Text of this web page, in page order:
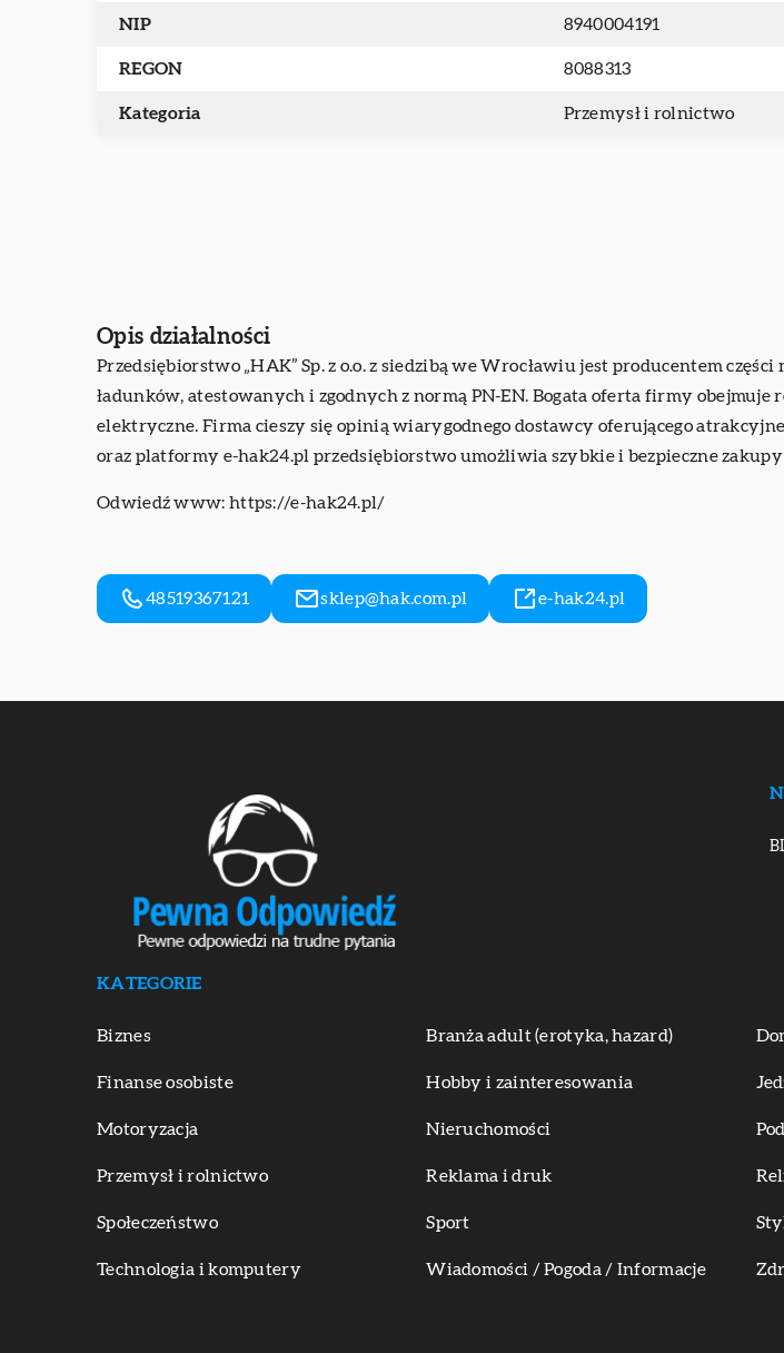
NIP 8940004191
REGON 8088313
Kategoria Przemysł i rolnictwo
Opis działalności
Przedsiębiorstwo „HAK” Sp. z o.o. z siedzibą we Wrocławiu jest producentem
ładunków, atestowanych i zgodnych z normą PN-EN. Bogata oferta firmy
elektryczne. Firma cieszy się opinią wiarygodnego dostawcy oferującego
oraz platformy e-hak24.pl przedsiębiorstwo umożliwia szybkie i bezpieczne
Odwiedź www: https://e-hak24.pl/
48519367121 sklep@hak.com.pl e-hak24.pl
KATEGORIE
Biznes Branża adult (erotyka, hazard)
Finanse osobiste Hobby i zainteresowania
Motoryzacja Nieruchomości
Przemysł i rolnictwo Reklama i druk
Społeczeństwo Sport
Technologia i komputery Wiadomości / Pogoda / Informacje